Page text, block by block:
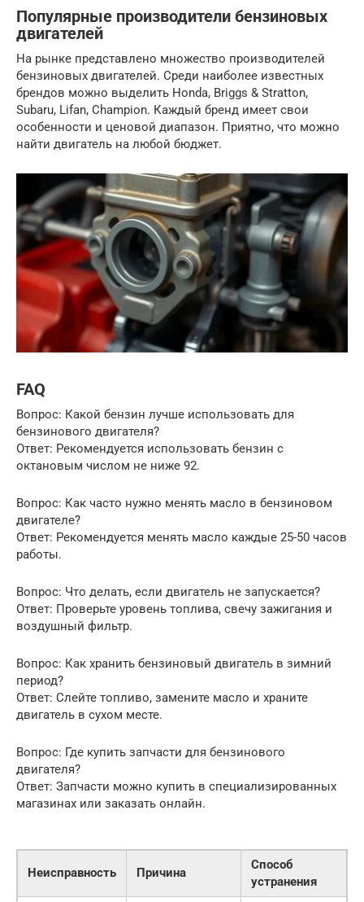
Популярные производители бензиновых
двигателей
На рынке представлено множество производителей
бензиновых двигателей. Среди наиболее известных
брендов можно выделить Honda, Briggs & Stratton,
Subaru, Lifan, Champion. Каждый бренд имеет свои
особенности и ценовой диапазон. Приятно, что можно
найти двигатель на любой бюджет.
FAQ
Вопрос: Какой бензин лучше использовать для
бензинового двигателя?
Ответ: Рекомендуется использовать бензин с
октановым числом не ниже 92.
Вопрос: Как часто нужно менять масло в бензиновом
двигателе?
Ответ: Рекомендуется менять масло каждые 25-50 часов
работы.
Вопрос: Что делать, если двигатель не запускается?
Ответ: Проверьте уровень топлива, свечу зажигания и
воздушный фильтр.
Вопрос: Как хранить бензиновый двигатель в зимний
период?
Ответ: Слейте топливо, замените масло и храните
двигатель в сухом месте.
Вопрос: Где купить запчасти для бензинового
двигателя?
Ответ: Запчасти можно купить в специализированных
магазинах или заказать онлайн.
Неисправность Причина
Способ
устранения